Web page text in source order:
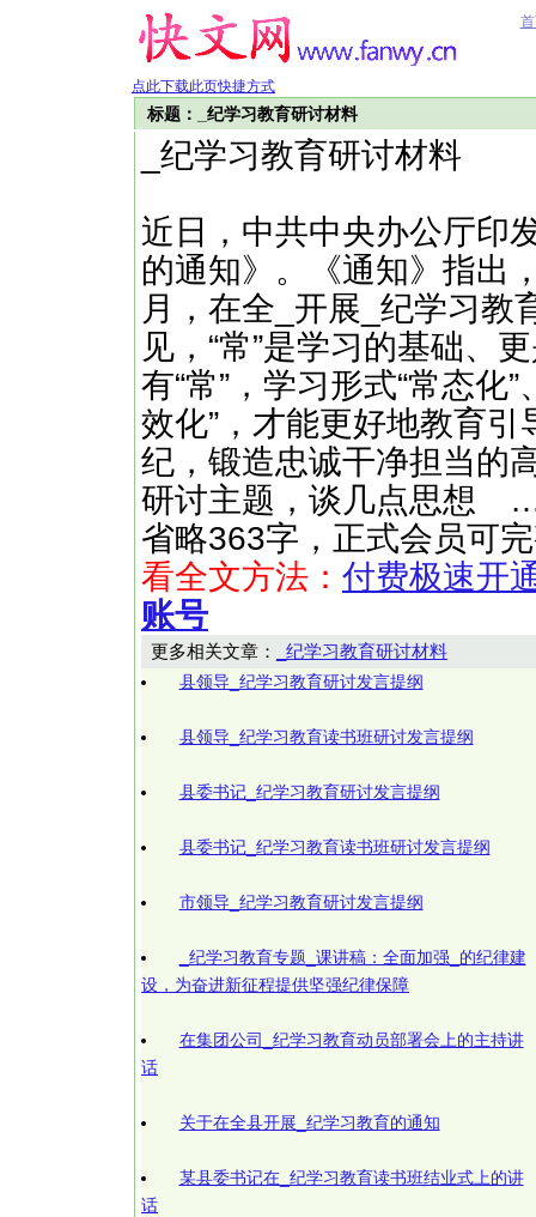
点此下载此页快捷方式
标题：_纪学习教育研讨材料
_纪学习教育研讨材料
近日，中共中央办公厅印
的通知》。《通知》指出
月，在全_开展_纪学习教
见，“常”是学习的基础、
有“常”，学习形式“常态化
效化”，才能更好地教育
纪，锻造忠诚干净担当的
研讨主题，谈几点思想
省略363字，正式会员可
看全文方法： 付费极速开
账号
更多相关文章： _纪学习教育研讨材料
县领导_纪学习教育研讨发言提纲
县领导_纪学习教育读书班研讨发言提纲
县委书记_纪学习教育研讨发言提纲
县委书记_纪学习教育读书班研讨发言提纲
市领导_纪学习教育研讨发言提纲
_纪学习教育专题_课讲稿：全面加强_的纪律建
设，为奋进新征程提供坚强纪律保障
在集团公司_纪学习教育动员部署会上的主持讲
话
关于在全县开展_纪学习教育的通知
某县委书记在_纪学习教育读书班结业式上的讲
话